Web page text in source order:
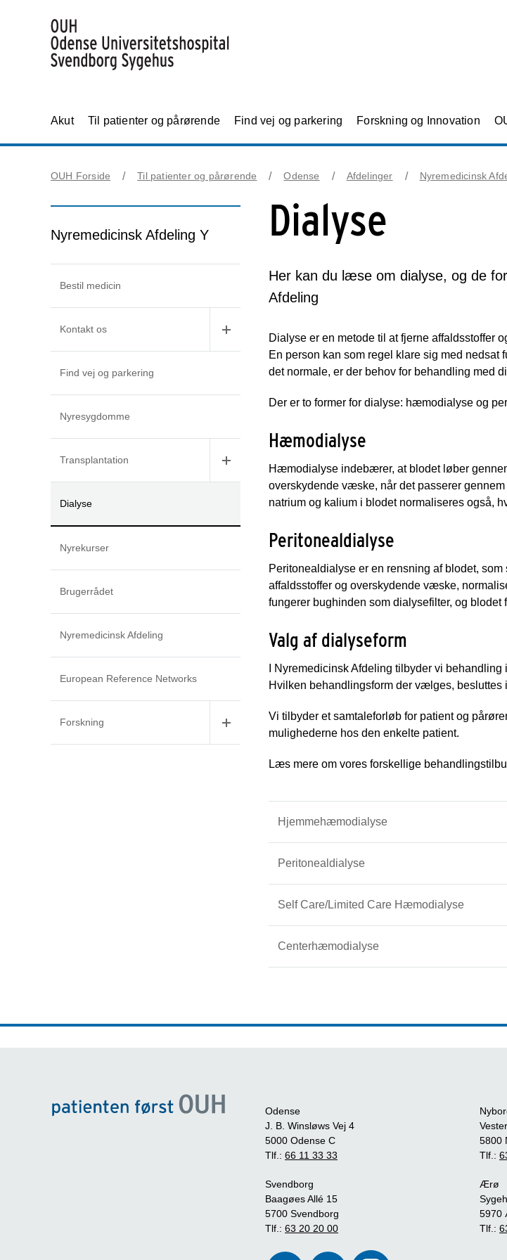
Akut Til patienter og pårørende Find vej og parkering Forskning og Innovation
OUH Forside Til patienter og pårørende Odense Afdelinger Nyremedicinsk
Nyremedicinsk Afdeling Y
Bestil medicin
Kontakt os
Find vej og parkering
Nyresygdomme
Transplantation
Dialyse
Nyrekurser
Brugerrådet
Nyremedicinsk Afdeling
European Reference Networks
Forskning
Dialyse
Her kan du læse om dialyse, og de
Afdeling
Dialyse er en metode til at fjerne affaldsstoffer
En person kan som regel klare sig med nedsat
det normale, er der behov for behandling med
Der er to former for dialyse: hæmodialyse og
Hæmodialyse
Hæmodialyse indebærer, at blodet løber
overskydende væske, når det passerer
natrium og kalium i blodet normaliseres også,
Peritonealdialyse
Peritonealdialyse er en rensning af blodet,
affaldsstoffer og overskydende væske,
fungerer bughinden som dialysefilter, og
Valg af dialyseform
I Nyremedicinsk Afdeling tilbyder vi
Hvilken behandlingsform der vælges,
Vi tilbyder et samtaleforløb for patient og
mulighederne hos den enkelte patient.
Læs mere om vores forskellige
Hjemmehæmodialyse
Peritonealdialyse
Self Care/Limited Care Hæmodialyse
Centerhæmodialyse
Odense
J. B. Winsløws Vej 4
5000 Odense C
Tlf.: 66 11 33 33
Svendborg
Baagøes Allé 15
5700 Svendborg
Tlf.: 63 20 20 00
5800
Tlf.:
Ærø
5970
Tlf.: